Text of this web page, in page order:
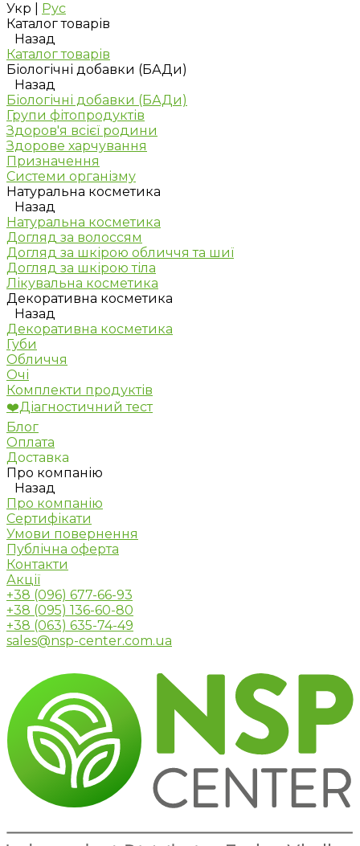
Укр
Рус
Каталог товарів
Назад
Каталог товарів
Біологічні добавки (БАДи)
Назад
Біологічні добавки (БАДи)
Групи фітопродуктів
Здоров'я всієї родини
Здорове харчування
Призначення
Системи організму
Натуральна косметика
Назад
Натуральна косметика
Догляд за волоссям
Догляд за шкірою обличчя та шиї
Догляд за шкірою тіла
Лікувальна косметика
Декоративна косметика
Назад
Декоративна косметика
Губи
Обличчя
Очі
Комплекти продуктів
❤️Діагностичний тест
Блог
Оплата
Доставка
Про компанію
Назад
Про компанію
Сертифікати
Умови повернення
Публічна оферта
Контакти
Акції
+38 (096) 677-66-93
+38 (095) 136-60-80
+38 (063) 635-74-49
sales@nsp-center.com.ua